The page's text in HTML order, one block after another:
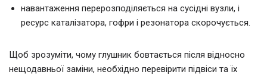
навантаження перерозподіляється на сусідні вузли, і
ресурс каталізатора, гофри і резонатора скорочується.
Щоб зрозуміти, чому глушник бовтається після відносно
нещодавньої заміни, необхідно перевірити підвіси та їх